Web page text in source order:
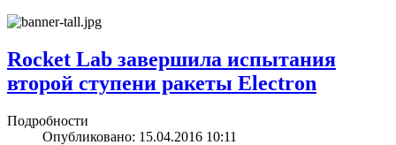
Rocket Lab завершила испытания
второй ступени ракеты Electron
Подробности
Опубликовано: 15.04.2016 10:11